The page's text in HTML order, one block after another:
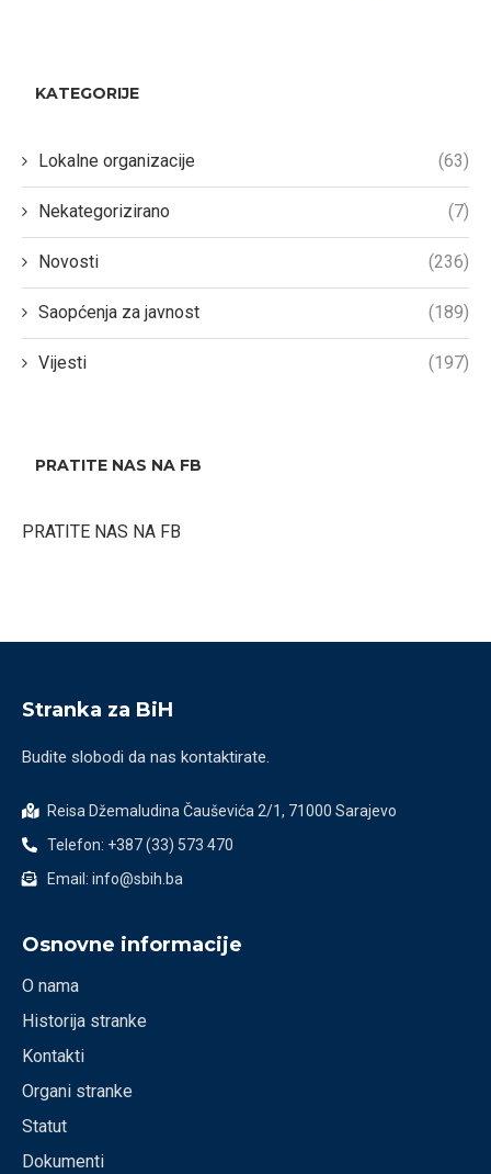
KATEGORIJE
Lokalne organizacije (63)
Nekategorizirano (7)
Novosti (236)
Saopćenja za javnost (189)
Vijesti (197)
PRATITE NAS NA FB
PRATITE NAS NA FB
Stranka za BiH
Budite slobodi da nas kontaktirate.
Reisa Džemaludina Čauševića 2/1, 71000 Sarajevo
Telefon: +387 (33) 573 470
Email: info@sbih.ba
Osnovne informacije
O nama
Historija stranke
Kontakti
Organi stranke
Statut
Dokumenti